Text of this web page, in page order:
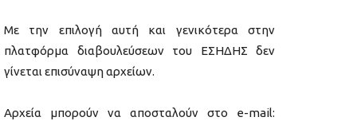
Με την επιλογή αυτή και γενικότερα στην
πλατφόρμα διαβουλεύσεων του ΕΣΗΔΗΣ δεν
γίνεται επισύναψη αρχείων.
Αρχεία μπορούν να αποσταλούν στο e-mail: